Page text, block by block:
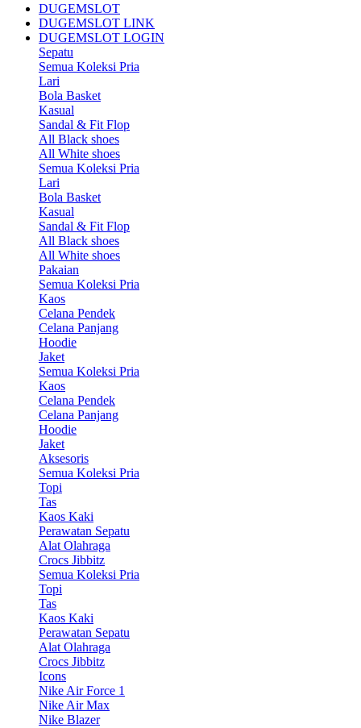
DUGEMSLOT
DUGEMSLOT LINK
DUGEMSLOT LOGIN
Sepatu
Semua Koleksi Pria
Lari
Bola Basket
Kasual
Sandal & Fit Flop
All Black shoes
All White shoes
Semua Koleksi Pria
Lari
Bola Basket
Kasual
Sandal & Fit Flop
All Black shoes
All White shoes
Pakaian
Semua Koleksi Pria
Kaos
Celana Pendek
Celana Panjang
Hoodie
Jaket
Semua Koleksi Pria
Kaos
Celana Pendek
Celana Panjang
Hoodie
Jaket
Aksesoris
Semua Koleksi Pria
Topi
Tas
Kaos Kaki
Perawatan Sepatu
Alat Olahraga
Crocs Jibbitz
Semua Koleksi Pria
Topi
Tas
Kaos Kaki
Perawatan Sepatu
Alat Olahraga
Crocs Jibbitz
Icons
Nike Air Force 1
Nike Air Max
Nike Blazer